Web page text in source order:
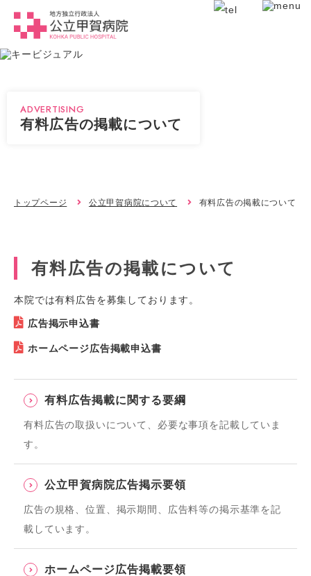
ADVERTISING
有料広告の掲載について
トップページ 公立甲賀病院について 有料広告の掲載について
有料広告の掲載について
本院では有料広告を募集しております。
広告掲示申込書
ホームページ広告掲載申込書
有料広告掲載に関する要綱
有料広告の取扱いについて、必要な事項を記載していま
す。
公立甲賀病院広告掲示要領
広告の規格、位置、掲示期間、広告料等の掲示基準を記
載しています。
ホームページ広告掲載要領